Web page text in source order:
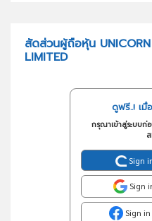
สัดส่วนผู้ถือหุ้น
LIMITED
ดูฟรี..! เมื่
กรุณาเข้าสู่ระบบก่
Sign
Sign
Sign